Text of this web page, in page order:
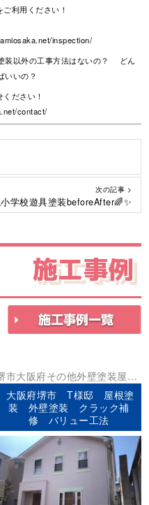
利用ください！
inspection/
装以外の工事方法はないの？ どん
いの？
ださい！
contact/
次の記事 >
学校遊具塗装beforeAfter🌈✨
施工事例
市大阪府その他外壁塗装屋根
塗装
大阪府堺市 T様邸 屋根塗
装 外壁塗装 クラック補
修 バリュー工法